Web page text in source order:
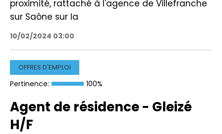
proximité, rattaché à l'agence de Villefranche
sur Saône sur la
10/02/2024 03:00
OFFRES D'EMPLOI
Pertinence: 100%
Agent de résidence - Gleizé
H/F